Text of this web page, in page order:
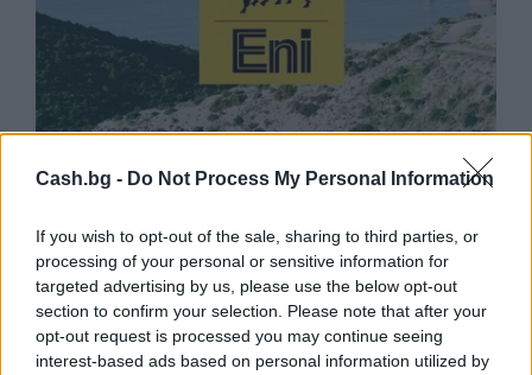
Cash.bg - Do Not Process My Personal Information
If you wish to opt-out of the sale, sharing to third parties, or
processing of your personal or sensitive information for
targeted advertising by us, please use the below opt-out
section to confirm your selection. Please note that after your
opt-out request is processed you may continue seeing
interest-based ads based on personal information utilized by
Природен газ от Кипър ще потече към
Европа през 2028 година